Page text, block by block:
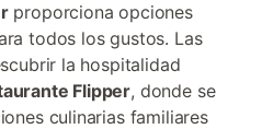
proporciona opciones
todos los gustos. Las
la hospitalidad
Flipper, donde se
culinarias familiares